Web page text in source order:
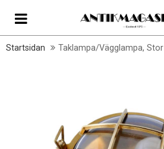
Startsidan Taklampa/Vägglampa, Stor